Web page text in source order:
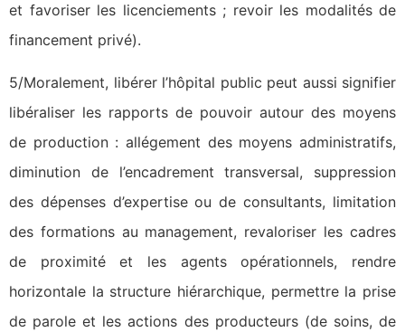
et favoriser les licenciements ; revoir les modalités de
financement privé).
5/Moralement, libérer l’hôpital public peut aussi signifier
libéraliser les rapports de pouvoir autour des moyens
de production : allégement des moyens administratifs,
diminution de l’encadrement transversal, suppression
des dépenses d’expertise ou de consultants, limitation
des formations au management, revaloriser les cadres
de proximité et les agents opérationnels, rendre
horizontale la structure hiérarchique, permettre la prise
de parole et les actions des producteurs (de soins, de